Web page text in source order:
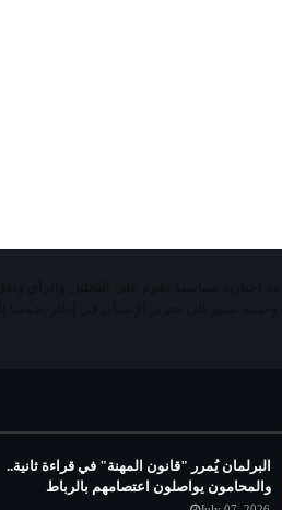
البرلمان يُمرر "قانون المهنة" في قراءة ثانية..
والمحامون يواصلون اعتصامهم بالرباط